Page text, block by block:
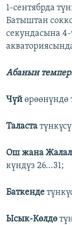
1-сентябрда
Батыштан
секундасына
Абанын
Чүй өрөөнүндө
Таласта
Ош жана
күндүз 26...31;
Баткенде
Ысык-Көлдө